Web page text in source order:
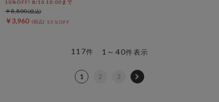
10%OFF! 8/10 10:00まで
￥3,960 55％OFF
￥8,800
1～40件表示
117件
1 2 3